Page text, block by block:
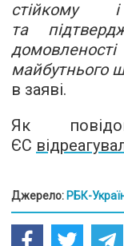
стійкому
та
майбутнього
в заяві.
Як
ЄС
Джерело: РБК-